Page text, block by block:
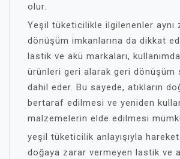
olur.
Yeşil tüketicilikle ilgilenenler aynı
dönüşüm imkanlarına da dikkat
lastik ve akü markaları,
ürünleri geri alarak geri dönüşüm
dahil eder. Bu sayede, atıkların
bertaraf edilmesi ve yeniden
malzemelerin elde edilmesi
yeşil tüketicilik anlayışıyla
doğaya zarar vermeyen lastik ve